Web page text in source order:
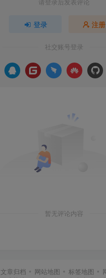
登录 注册
社交账号登录
暂无评论内容
文章归档 网站地图 标签地图